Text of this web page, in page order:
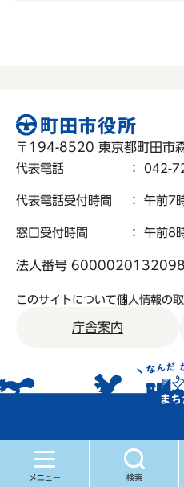
メニュー 検索
〒194-8520 東京都町田市
代表電話 ： 042-
代表電話受付時間 ： 午前7
窓口受付時間 ： 午前8
法人番号 6000020132098
このサイトについて個人情報の
庁舎案内